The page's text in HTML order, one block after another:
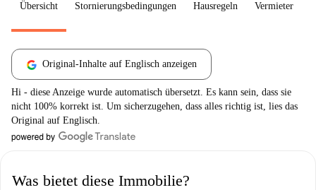
Übersicht Stornierungsbedingungen Hausregeln Vermieter
Original-Inhalte auf Englisch anzeigen
Hi - diese Anzeige wurde automatisch übersetzt. Es kann sein, dass sie
nicht 100% korrekt ist. Um sicherzugehen, dass alles richtig ist, lies das
Original auf Englisch.
Was bietet diese Immobilie?